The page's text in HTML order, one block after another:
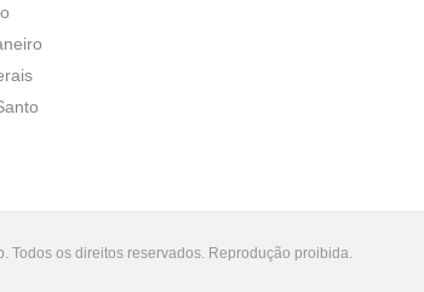
Todos os direitos reservados. Reprodução proibida.